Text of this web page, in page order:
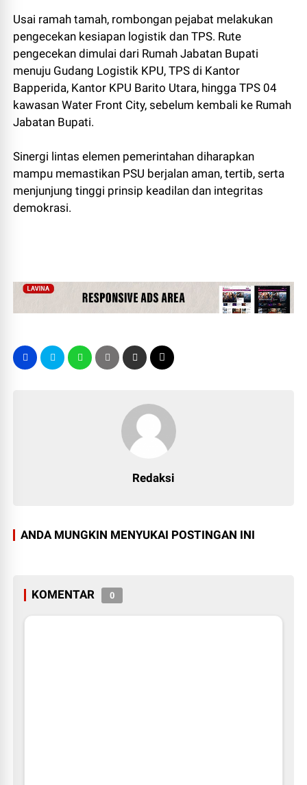
Usai ramah tamah, rombongan pejabat melakukan
pengecekan kesiapan logistik dan TPS. Rute
pengecekan dimulai dari Rumah Jabatan Bupati
menuju Gudang Logistik KPU, TPS di Kantor
Bapperida, Kantor KPU Barito Utara, hingga TPS 04
kawasan Water Front City, sebelum kembali ke Rumah
Jabatan Bupati.
Sinergi lintas elemen pemerintahan diharapkan
mampu memastikan PSU berjalan aman, tertib, serta
menjunjung tinggi prinsip keadilan dan integritas
demokrasi.
Redaksi
ANDA MUNGKIN MENYUKAI POSTINGAN INI
KOMENTAR 0